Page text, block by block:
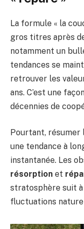
La formule « la
gros titres après
notamment un
tendances se
retrouver les
ans. C’est une
décennies de
Pourtant, résumer
une tendance à
instantanée. Les
résorption et
stratosphère suit
fluctuations